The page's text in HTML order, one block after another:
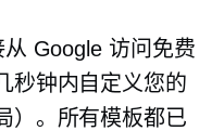
Google 访问免费
秒钟内自定义您的
）。所有模板都已